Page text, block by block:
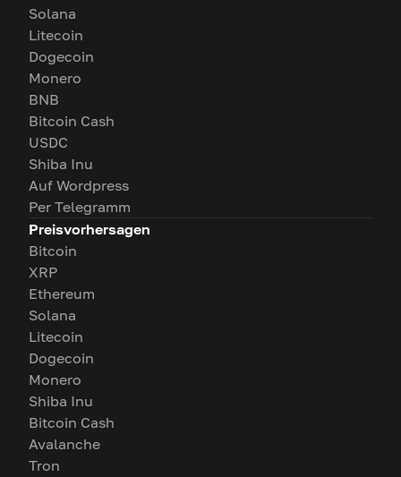
Solana
Litecoin
Dogecoin
Monero
BNB
Bitcoin Cash
USDC
Shiba Inu
Auf Wordpress
Per Telegramm
Preisvorhersagen
Bitcoin
XRP
Ethereum
Solana
Litecoin
Dogecoin
Monero
Shiba Inu
Bitcoin Cash
Avalanche
Tron